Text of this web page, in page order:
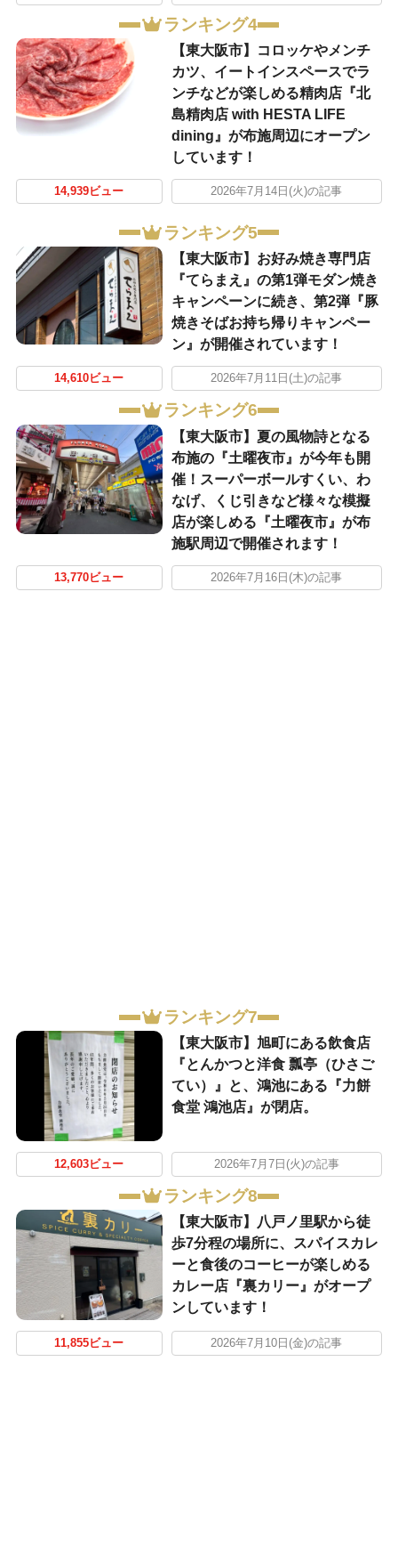
ランキング4
【東大阪市】コロッケやメンチ
カツ、イートインスペースでラ
ンチなどが楽しめる精肉店『北
島精肉店 with HESTA LIFE
dining』が布施周辺にオープン
しています！
14,939ビュー 2026年7月14日(火)の記事
ランキング5
【東大阪市】お好み焼き専門店
『てらまえ』の第1弾モダン焼き
キャンペーンに続き、第2弾『豚
焼きそばお持ち帰りキャンペー
ン』が開催されています！
14,610ビュー 2026年7月11日(土)の記事
ランキング6
【東大阪市】夏の風物詩となる
布施の『土曜夜市』が今年も開
催！スーパーボールすくい、わ
なげ、くじ引きなど様々な模擬
店が楽しめる『土曜夜市』が布
施駅周辺で開催されます！
13,770ビュー 2026年7月16日(木)の記事
ランキング7
【東大阪市】旭町にある飲食店
『とんかつと洋食 瓢亭（ひさご
てい）』と、鴻池にある『力餅
食堂 鴻池店』が閉店。
12,603ビュー 2026年7月7日(火)の記事
ランキング8
【東大阪市】八戸ノ里駅から徒
歩7分程の場所に、スパイスカレ
ーと食後のコーヒーが楽しめる
カレー店『裏カリー』がオープ
ンしています！
11,855ビュー 2026年7月10日(金)の記事